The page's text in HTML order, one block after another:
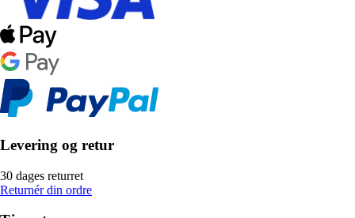
Levering og retur
30 dages returret
Returnér din ordre